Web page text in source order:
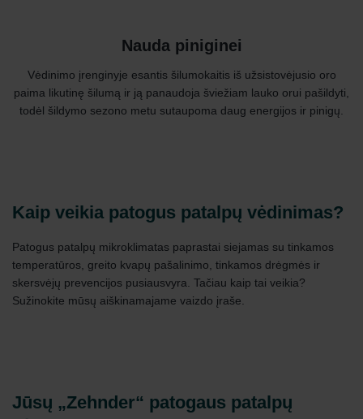
Nauda piniginei
Vėdinimo įrenginyje esantis šilumokaitis iš užsistovėjusio oro
paima likutinę šilumą ir ją panaudoja šviežiam lauko orui pašildyti,
todėl šildymo sezono metu sutaupoma daug energijos ir pinigų.
Kaip veikia patogus patalpų vėdinimas?
Patogus patalpų mikroklimatas paprastai siejamas su tinkamos
temperatūros, greito kvapų pašalinimo, tinkamos drėgmės ir
skersvėjų prevencijos pusiausvyra. Tačiau kaip tai veikia?
Sužinokite mūsų aiškinamajame vaizdo įraše.
Jūsų „Zehnder“ patogaus patalpų